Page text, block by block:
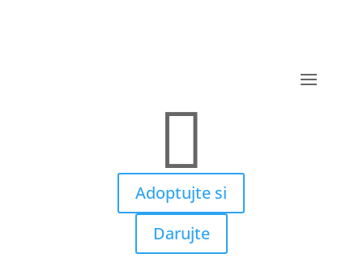

Adoptujte si
Darujte